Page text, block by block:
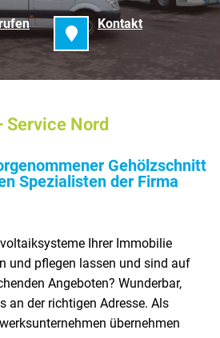
Kontakt
Service Nord
Gehölzschnitt
Spezialisten der Firma
Ihrer Immobilie
und pflegen lassen und sind auf
Angeboten? Wunderbar,
an der richtigen Adresse. Als
übernehmen